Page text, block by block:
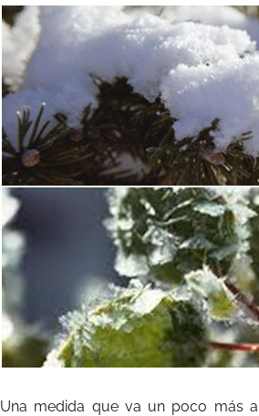
Una medida que va un poco más